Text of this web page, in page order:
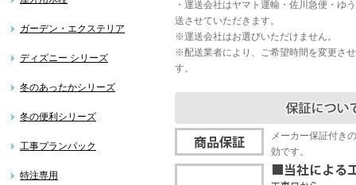
ガーデン・エクステリア
ディズニー シリーズ
冬のあったかシリーズ
冬の便利シリーズ
工事プランパック
特注専用
・運送会社はヤマト運輸・佐川急便・ゆ
送させていただきます。
※運送会社はお選びいただけません。
※配送業者により、ご希望時間を変更さ
す。
メーカー保証付き
効です。